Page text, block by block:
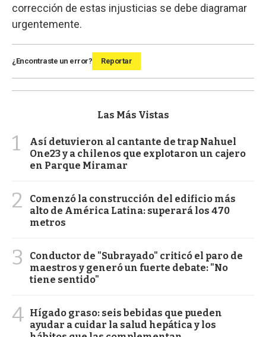
corrección de estas injusticias se debe diagramar
urgentemente.
¿Encontraste un error? Reportar
Las Más Vistas
1
Así detuvieron al cantante de trap Nahuel
One23 y a chilenos que explotaron un cajero
en Parque Miramar
2
Comenzó la construcción del edificio más
alto de América Latina: superará los 470
metros
3
Conductor de "Subrayado" criticó el paro de
maestros y generó un fuerte debate: "No
tiene sentido"
4 Hígado graso: seis bebidas que pueden
ayudar a cuidar la salud hepática y los